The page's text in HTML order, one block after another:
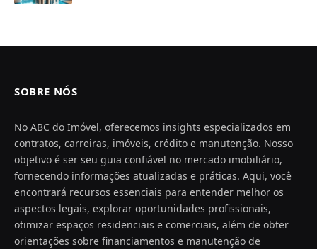
SOBRE NÓS
No ABC do Imóvel, oferecemos insights especializados em
contratos, carreiras, imóveis, crédito e manutenção. Nosso
objetivo é ser seu guia confiável no mercado imobiliário,
fornecendo informações atualizadas e práticas. Aqui, você
encontrará recursos essenciais para entender melhor os
aspectos legais, explorar oportunidades profissionais,
otimizar espaços residenciais e comerciais, além de obter
orientações sobre financiamentos e manutenção de